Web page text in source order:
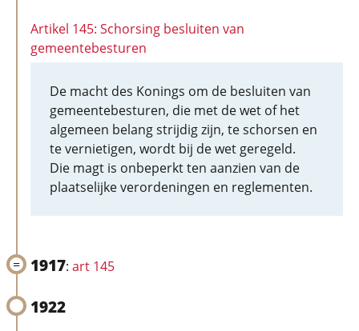
Artikel 145: Schorsing besluiten van
gemeentebesturen
De macht des Konings om de besluiten van
gemeentebesturen, die met de wet of het
algemeen belang strijdig zijn, te schorsen en
te vernietigen, wordt bij de wet geregeld.
Die magt is onbeperkt ten aanzien van de
plaatselijke verordeningen en reglementen.
1917: art 145
1922